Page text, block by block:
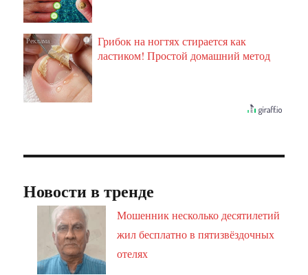
i
Грибок на ногтях стирается как
ластиком! Простой домашний метод
Новости в тренде
Мошенник несколько десятилетий
жил бесплатно в пятизвёздочных
отелях